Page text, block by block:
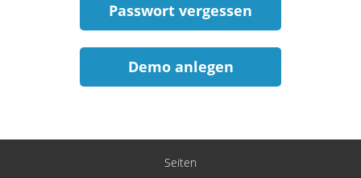
Passwort vergessen
Demo anlegen
Seiten